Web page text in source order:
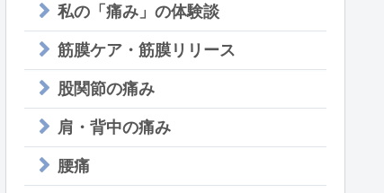
私の「痛み」の体験談
筋膜ケア・筋膜リリース
股関節の痛み
肩・背中の痛み
腰痛